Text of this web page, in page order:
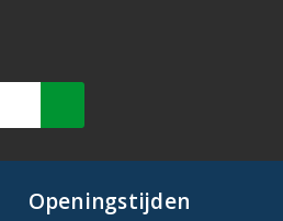
Openingstijden